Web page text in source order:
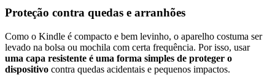
Proteção contra quedas e arranhões
Como o Kindle é compacto e bem levinho, o aparelho costuma ser
levado na bolsa ou mochila com certa frequência. Por isso, usar
uma capa resistente é uma forma simples de proteger o
dispositivo contra quedas acidentais e pequenos impactos.